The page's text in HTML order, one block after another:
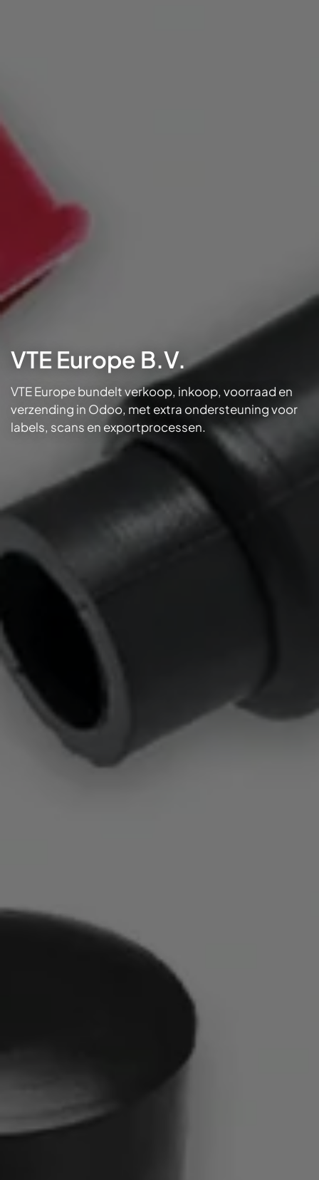
VTE Europe B.V.
VTE Europe bundelt verkoop, inkoop, voorraad en
verzending in Odoo, met extra ondersteuning voor
labels, scans en exportprocessen.